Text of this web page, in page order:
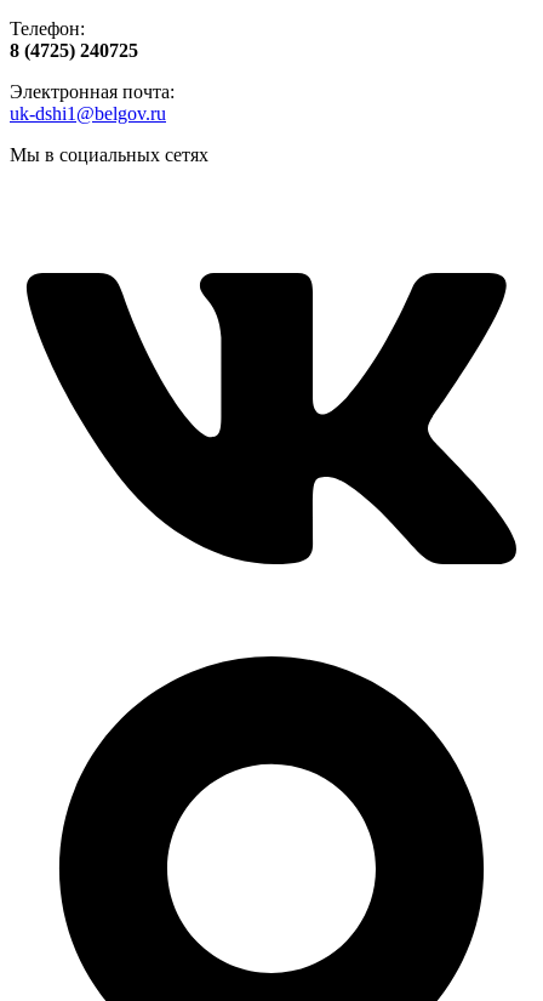
Телефон:
8 (4725) 240725
Электронная почта:
uk-dshi1@belgov.ru
Мы в социальных сетях